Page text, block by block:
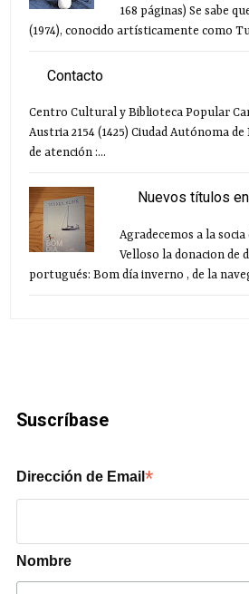
168 páginas) Se sabe
(1974), conocido artísticamente como
Contacto
Centro Cultural y Biblioteca Popular
Austria 2154 (1425) Ciudad Autónoma
de atención :...
Nuevos títulos
Agradecemos a la
Velloso la donacion de
portugués: Bom día inverno , de la
Suscríbase
Dirección de Email*
Nombre